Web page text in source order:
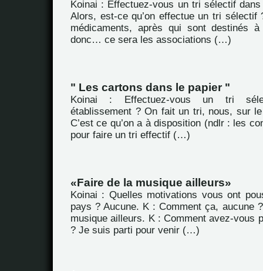
Koinai : Effectuez-vous un tri sélectif
Alors, est-ce qu’on effectue un tri sélectif
médicaments, après qui sont destinés
donc… ce sera les associations (…)
" Les cartons dans le papier "
Koinai : Effectuez-vous un tri
établissement ? On fait un tri, nous, sur
C’est ce qu’on a à disposition (ndlr : les
pour faire un tri effectif (…)
Faire de la musique ailleurs
Koinai : Quelles motivations vous ont
pays ? Aucune. K : Comment ça, aucune
musique ailleurs. K : Comment avez-vous
? Je suis parti pour venir (…)